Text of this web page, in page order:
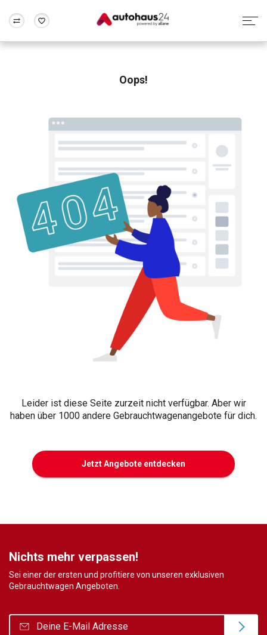
Rund um die Inzahlungnahme
Oops!
Leider ist diese Seite zurzeit nicht verfügbar. Aber wir
haben über 1000 andere Gebrauchtwagenangebote für dich.
Jetzt Angebote entdecken
Nichts mehr verpassen!
Sei einer der ersten und profitiere von unseren exklusiven
Gebrauchtwagen Angeboten.